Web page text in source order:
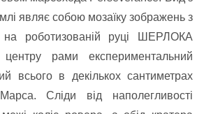
являє собою мозаїку зображень з
на роботизованій руці ШЕРЛОКА
рами експериментальний
всього в декількох сантиметрах
Сліди від наполегливості